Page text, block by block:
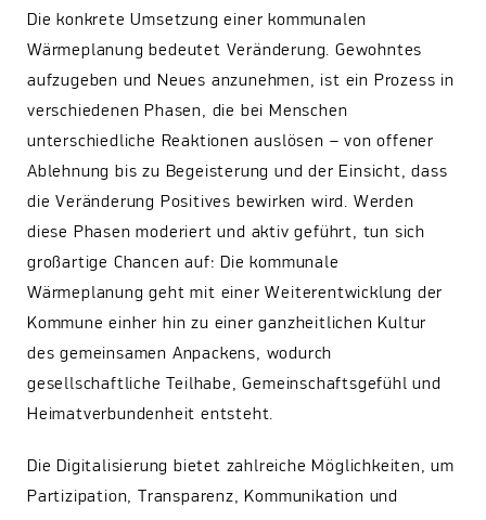
Die konkrete Umsetzung einer kommunalen
Wärmeplanung bedeutet Veränderung. Gewohntes
aufzugeben und Neues anzunehmen, ist ein Prozess in
verschiedenen Phasen, die bei Menschen
unterschiedliche Reaktionen auslösen – von offener
Ablehnung bis zu Begeisterung und der Einsicht, dass
die Veränderung Positives bewirken wird. Werden
diese Phasen moderiert und aktiv geführt, tun sich
großartige Chancen auf: Die kommunale
Wärmeplanung geht mit einer Weiterentwicklung der
Kommune einher hin zu einer ganzheitlichen Kultur
des gemeinsamen Anpackens, wodurch
gesellschaftliche Teilhabe, Gemeinschaftsgefühl und
Heimatverbundenheit entsteht.
Die Digitalisierung bietet zahlreiche Möglichkeiten, um
Partizipation, Transparenz, Kommunikation und